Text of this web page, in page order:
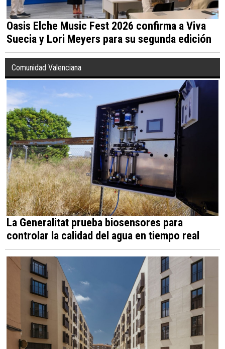
Oasis Elche Music Fest 2026 confirma a Viva
Suecia y Lori Meyers para su segunda edición
Comunidad Valenciana
La Generalitat prueba biosensores para
controlar la calidad del agua en tiempo real